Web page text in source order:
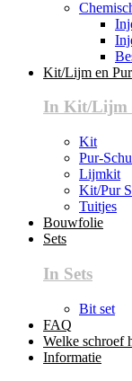
Kit/Lijm en Pur
In Kit/Lijm
Kit
Pur-
Lijmkit
Kit/Pur
Tuitjes
Bouwfolie
Sets
In Sets
Bit set
FAQ
Welke schroef
Informatie